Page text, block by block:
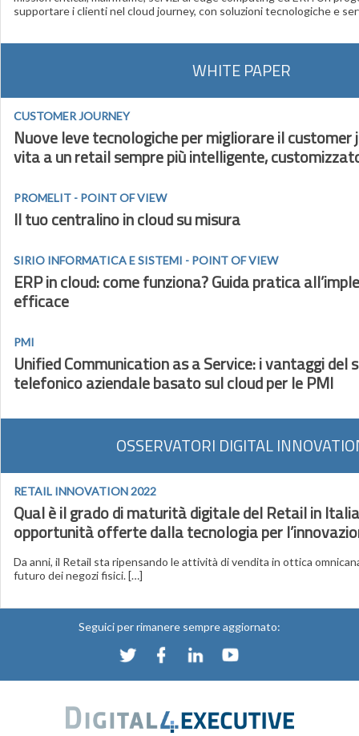
supportare i clienti nel cloud journey, con soluzioni tecnologiche e
WHITE PAPER
CUSTOMER JOURNEY
Nuove leve tecnologiche per migliorare il customer
vita a un retail sempre più intelligente,
PROMELIT - POINT OF VIEW
Il tuo centralino in cloud su misura
SIRIO INFORMATICA E SISTEMI - POINT OF VIEW
ERP in cloud: come funziona? Guida pratica
efficace
PMI
Unified Communication as a Service: i vantaggi del
telefonico aziendale basato sul cloud per le PMI
OSSERVATORI DIGITAL
RETAIL INNOVATION 2022
Qual è il grado di maturità digitale del Retail in
opportunità offerte dalla tecnologia per
Da anni, il Retail sta ripensando le attività di vendita in ottica
futuro dei negozi fisici. […]
Seguici per rimanere sempre aggiornato: